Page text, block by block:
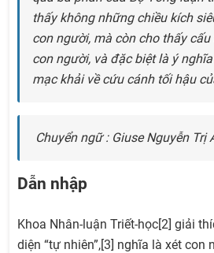
thấy không những chiều kích
con người, mà còn cho thấy
con người, và đặc biệt là ý
mạc khải về cứu cánh tối hậu
Chuyển ngữ : Giuse Nguyễn Trị
Dẫn nhập
Khoa Nhân-luận Triết-học[2] giải
diện “tự nhiên”,[3] nghĩa là xét